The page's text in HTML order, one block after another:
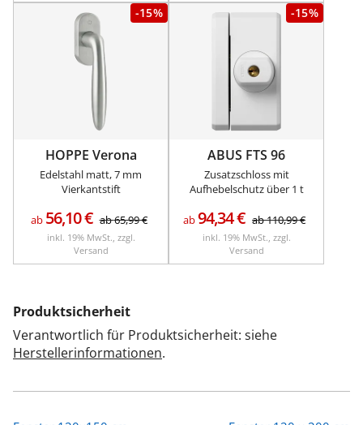
-15%
HOPPE Verona
Edelstahl matt, 7 mm
Vierkantstift
ab 56,10€ ab65,99€
inkl. 19% MwSt., zzgl.
Versand
-15%
ABUS FTS 96
Zusatzschloss mit
Aufhebelschutz über 1 t
ab94,34€ ab110,99€
inkl. 19% MwSt., zzgl.
Versand
Produktsicherheit
Verantwortlich für Produktsicherheit: siehe
Herstellerinformationen.